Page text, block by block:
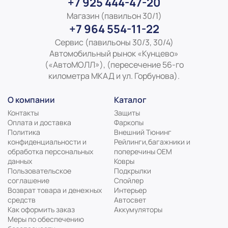
Магазин (павильон 30/1)
+7 964 554-11-22
Сервис (павильоны 30/3, 30/4)
Автомобильный рынок «Кунцево»
(«АвтоМОЛЛ»), (пересечение 56-го
километра МКАД и ул. Горбунова).
О компании
Контакты
Оплата и доставка
Политика
конфиденциальности и
обработка персональных
данных
Пользовательское
соглашение
Возврат товара и денежных
средств
Как оформить заказ
Меры по обеспечению
Каталог
Защиты
Фаркопы
Внешний Тюнинг
Рейлинги,багажники и
поперечины ОЕМ
Ковры
Подкрылки
Спойлер
Интерьер
Автосвет
Аккумуляторы